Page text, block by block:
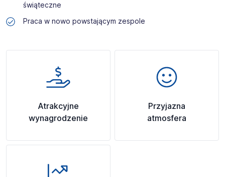
świąteczne
Praca w nowo powstającym zespole
Atrakcyjne
wynagrodzenie
Przyjazna
atmosfera